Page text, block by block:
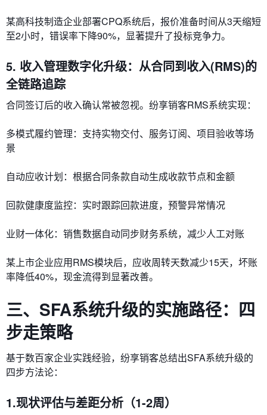
某高科技制造企业部署CPQ系统后，报价准备时间从3天缩短
至2小时，错误率下降90%，显著提升了投标竞争力。
5. 收入管理数字化升级：从合同到收入(RMS)的
全链路追踪
合同签订后的收入确认常被忽视。纷享销客RMS系统实现：
​​多模式履约管理​​：支持实物交付、服务订阅、项目验收等场
景
​​自动应收计划​​：根据合同条款自动生成收款节点和金额
​​回款健康度监控​​：实时跟踪回款进度，预警异常情况
​​业财一体化​​：销售数据自动同步财务系统，减少人工对账
某上市企业应用RMS模块后，应收周转天数减少15天，坏账
率降低40%，现金流得到显著改善。
三、SFA系统升级的实施路径：四
步走策略
基于数百家企业实践经验，纷享销客总结出SFA系统升级的
四步方法论：
1.​​现状评估与差距分析​​（1-2周）